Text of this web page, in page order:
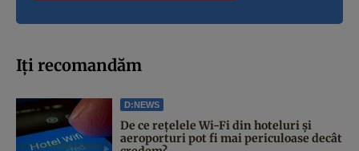
Iți recomandăm
D:NEWS
De ce rețelele Wi-Fi din hoteluri și
aeroporturi pot fi mai periculoase decât